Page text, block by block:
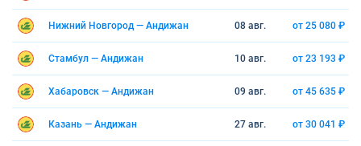
Нижний Новгород — Андижан 08 авг. от 25 080 ₽
Стамбул — Андижан 10 авг. от 23 193 ₽
Хабаровск — Андижан 09 авг. от 45 635 ₽
Казань — Андижан 27 авг. от 30 041 ₽